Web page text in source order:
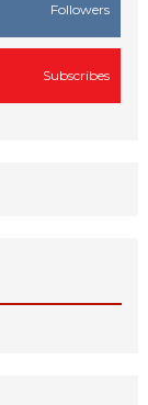
Followers
Subscribes